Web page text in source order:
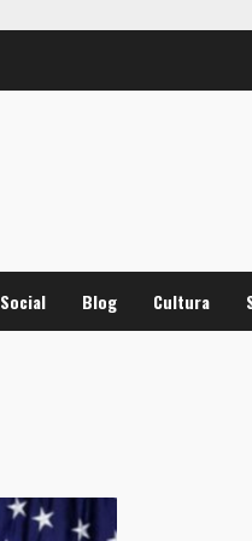
Social Blog Cultura